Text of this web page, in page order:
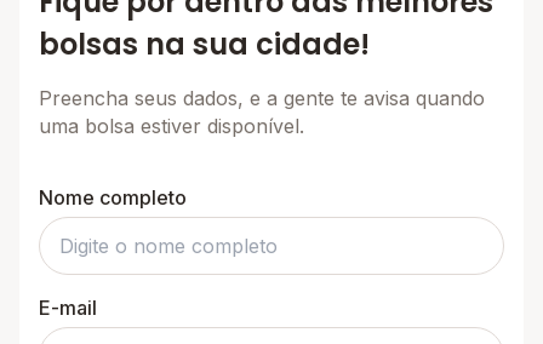
bolsas na sua cidade!
Preencha seus dados, e a gente te avisa quando
uma bolsa estiver disponível.
Nome completo
E-mail